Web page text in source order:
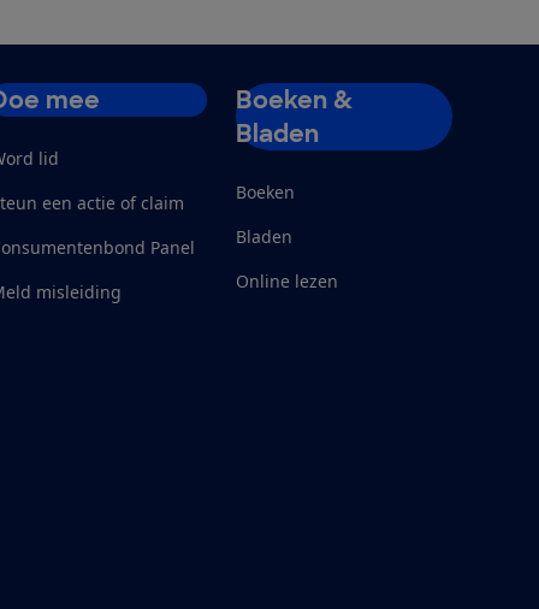
mee
lid
een actie of claim
Panel
misleiding
Boeken &
Bladen
Boeken
Bladen
Online lezen